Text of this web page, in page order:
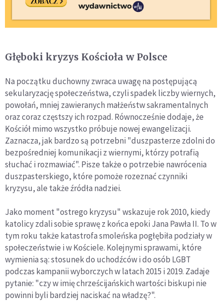
Głęboki kryzys Kościoła w Polsce
Na początku duchowny zwraca uwagę na postępującą
sekularyzację społeczeństwa, czyli spadek liczby wiernych,
powołań, mniej zawieranych małżeństw sakramentalnych
oraz coraz częstszy ich rozpad. Równocześnie dodaje, że
Kościół mimo wszystko próbuje nowej ewangelizacji.
Zaznacza, jak bardzo są potrzebni "duszpasterze zdolni do
bezpośredniej komunikacji z wiernymi, którzy potrafią
słuchać i rozmawiać". Pisze także o potrzebie nawrócenia
duszpasterskiego, które pomoże rozeznać czynniki
kryzysu, ale także źródła nadziei.
Jako moment "ostrego kryzysu" wskazuje rok 2010, kiedy
katolicy zdali sobie sprawę z końca epoki Jana Pawła II. To w
tym roku także katastrofa smoleńska pogłębiła podziały w
społeczeństwie i w Kościele. Kolejnymi sprawami, które
wymienia są: stosunek do uchodźców i do osób LGBT
podczas kampanii wyborczych w latach 2015 i 2019. Zadaje
pytanie: "czy w imię chrześcijańskich wartości biskupi nie
powinni byli bardziej naciskać na władzę?".